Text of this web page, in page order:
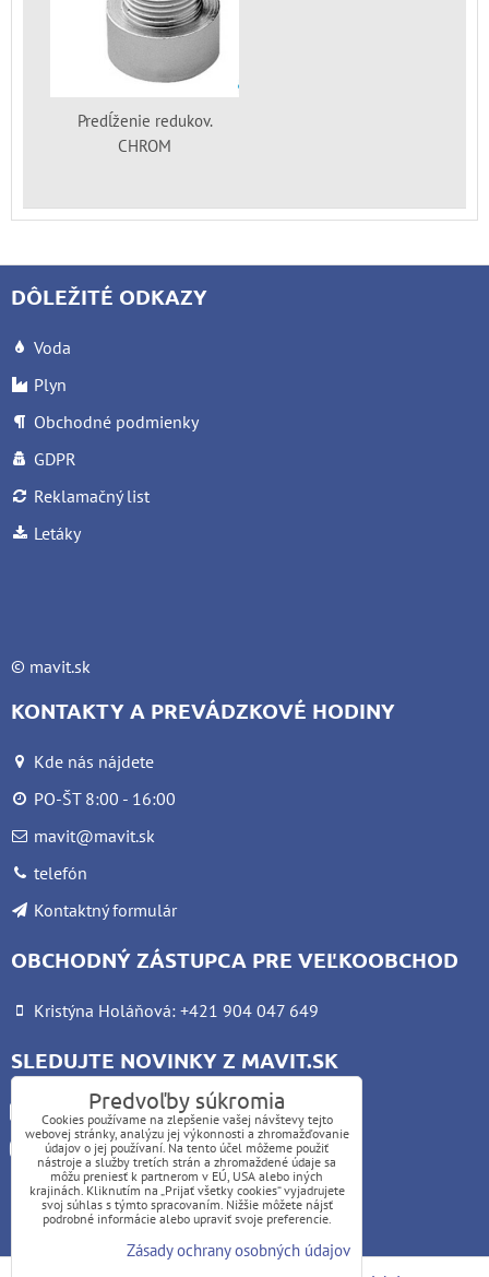
Predĺženie redukov.
CHROM
DÔLEŽITÉ ODKAZY
Voda
Plyn
Obchodné podmienky
GDPR
Reklamačný list
Letáky
© mavit.sk
KONTAKTY A PREVÁDZKOVÉ HODINY
Kde nás nájdete
PO-ŠT 8:00 - 16:00
mavit@mavit.sk
telefón
Kontaktný formulár
OBCHODNÝ ZÁSTUPCA PRE VEĽKOOBCHOD
Kristýna Holáňová: +421 904 047 649
SLEDUJTE NOVINKY Z MAVIT.SK
Facebook
Instagram
UPOZORNENIE:
Platba kartou nie je možná
Predvoľby súkromia
Cookies používame na zlepšenie vašej návštevy tejto
webovej stránky, analýzu jej výkonnosti a zhromažďovanie
údajov o jej používaní. Na tento účel môžeme použiť
nástroje a služby tretích strán a zhromaždené údaje sa
môžu preniesť k partnerom v EÚ, USA alebo iných
krajinách. Kliknutím na „Prijať všetky cookies“ vyjadrujete
svoj súhlas s týmto spracovaním. Nižšie môžete nájsť
podrobné informácie alebo upraviť svoje preferencie.
Zásady ochrany osobných údajov